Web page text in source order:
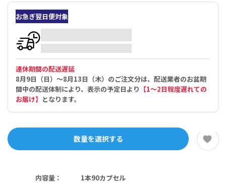
お急ぎ翌日便対象
連休期間の配送遅延
8月9日（日）～8月13日（木）のご注文分は、配送業者のお盆期
間中の配送体制により、表示の予定日より 【1～2日程度遅れての
お届け】 となります。
数量を選択する
内容量 ：
1本90カプセル